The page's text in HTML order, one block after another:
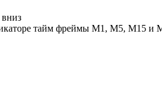
вниз
тайм фреймы М1, М5, М15 и